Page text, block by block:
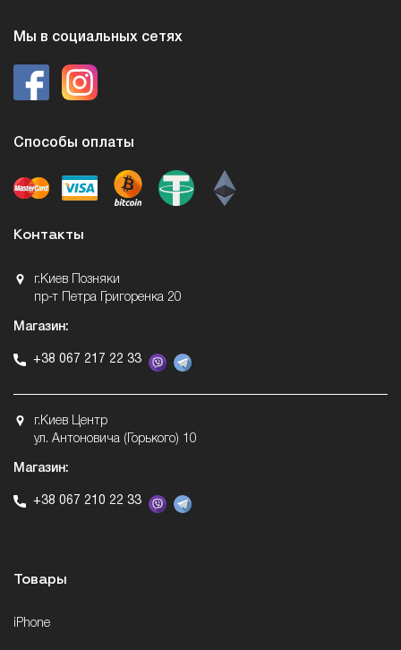
Мы в социальных сетях
Способы оплаты
Контакты
г.Киев Позняки
пр-т Петра Григоренка 20
Магазин:
+38 067 217 22 33
г.Киев Центр
ул. Антоновича (Горького) 10
Магазин:
+38 067 210 22 33
Товары
iPhone